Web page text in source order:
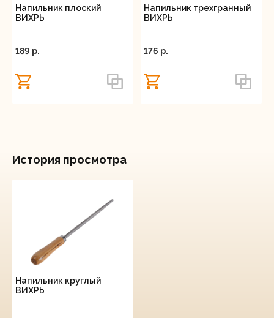
Напильник плоский
ВИХРЬ
189 p.
Напильник трехгранный
ВИХРЬ
176 p.
История просмотра
Напильник круглый
ВИХРЬ